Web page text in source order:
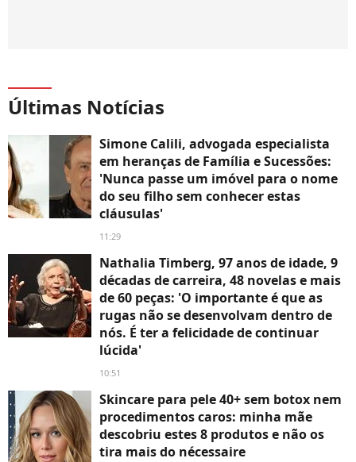
Últimas Notícias
Simone Calili, advogada especialista
em heranças de Família e Sucessões:
'Nunca passe um imóvel para o nome
do seu filho sem conhecer estas
cláusulas'
11:29
Nathalia Timberg, 97 anos de idade, 9
décadas de carreira, 48 novelas e mais
de 60 peças: 'O importante é que as
rugas não se desenvolvam dentro de
nós. É ter a felicidade de continuar
lúcida'
10:51
Skincare para pele 40+ sem botox nem
procedimentos caros: minha mãe
descobriu estes 8 produtos e não os
tira mais do nécessaire